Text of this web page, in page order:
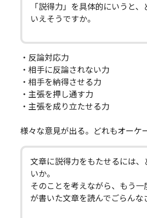
「説得力」を具体的にいうと、
いえそうですか。
・反論対応力
・相手に反論されない力
・相手を納得させる力
・主張を押し通す力
・主張を成り立たせる力
様々な意見が出る。どれもオーケ
文章に説得力をもたせるには、
いか。
そのことを考えながら、もう一
が書いた文章を読んでごらんな